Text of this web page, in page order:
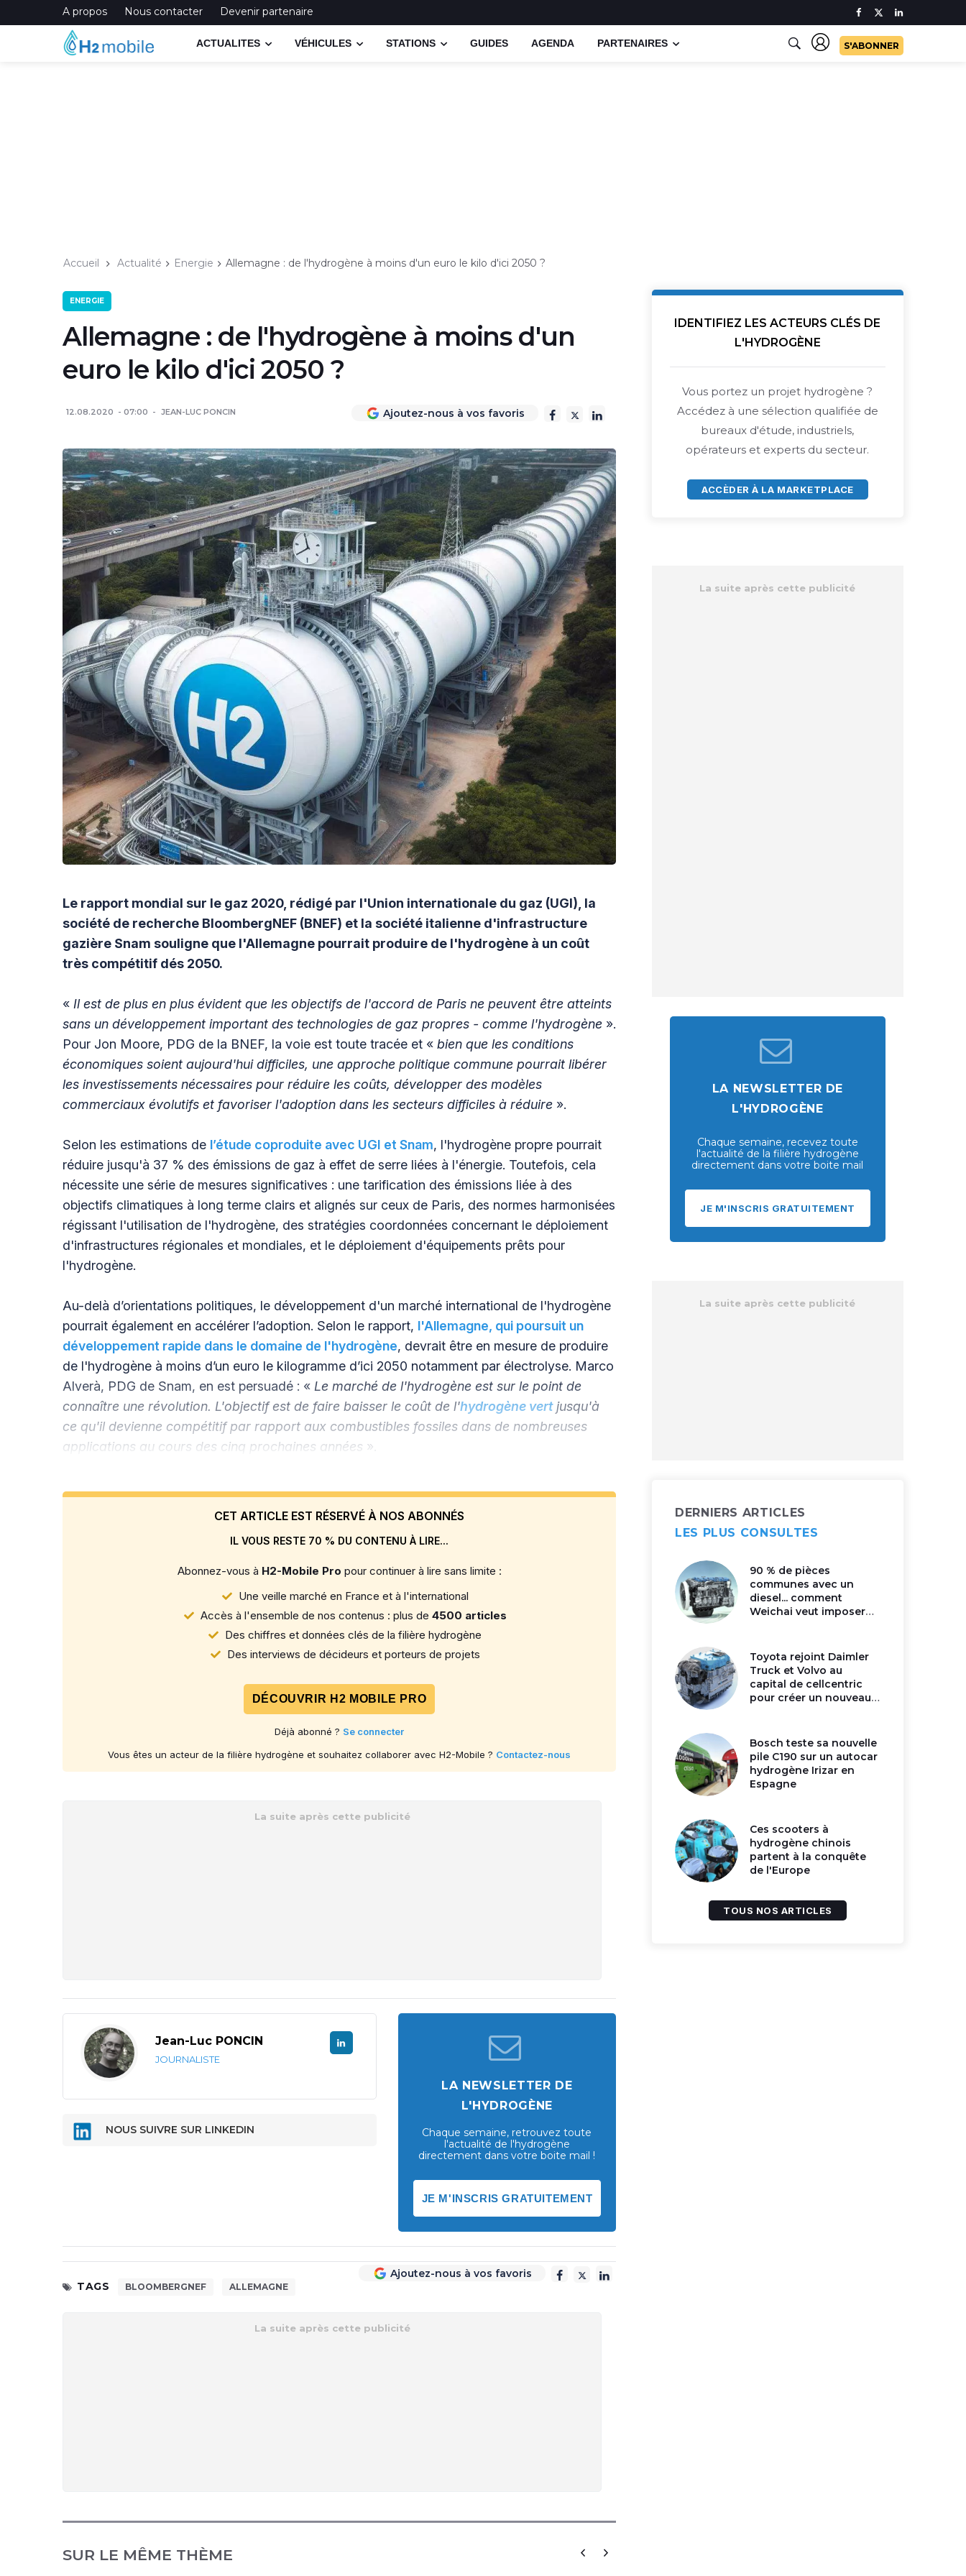
A propos Nous contacter Devenir partenaire
ACTUALITES VÉHICULES STATIONS GUIDES AGENDA PARTENAIRES S'ABONNER
Accueil Actualité Energie Allemagne : de l'hydrogène à moins d'un euro le kilo d'ici 2050 ?
ENERGIE
Allemagne : de l'hydrogène à moins d'un
euro le kilo d'ici 2050 ?
12.08.2020 07:00 JEAN-LUC PONCIN Ajoutez-nous à vos favoris
Le rapport mondial sur le gaz 2020, rédigé par l'Union internationale du gaz (UGI), la
société de recherche BloombergNEF (BNEF) et la société italienne d'infrastructure
gazière Snam souligne que l'Allemagne pourrait produire de l'hydrogène à un coût
très compétitif dés 2050.
« Il est de plus en plus évident que les objectifs de l'accord de Paris ne peuvent être atteints
sans un développement important des technologies de gaz propres - comme l'hydrogène ».
Pour Jon Moore, PDG de la BNEF, la voie est toute tracée et « bien que les conditions
économiques soient aujourd'hui difficiles, une approche politique commune pourrait libérer
les investissements nécessaires pour réduire les coûts, développer des modèles
commerciaux évolutifs et favoriser l'adoption dans les secteurs difficiles à réduire ».
Selon les estimations de l’étude coproduite avec UGI et Snam, l'hydrogène propre pourrait
réduire jusqu'à 37 % des émissions de gaz à effet de serre liées à l'énergie. Toutefois, cela
nécessite une série de mesures significatives : une tarification des émissions liée à des
objectifs climatiques à long terme clairs et alignés sur ceux de Paris, des normes harmonisées
régissant l'utilisation de l'hydrogène, des stratégies coordonnées concernant le déploiement
d'infrastructures régionales et mondiales, et le déploiement d'équipements prêts pour
l'hydrogène.
Au-delà d’orientations politiques, le développement d'un marché international de l'hydrogène
pourrait également en accélérer l’adoption. Selon le rapport, l'Allemagne, qui poursuit un
développement rapide dans le domaine de l'hydrogène, devrait être en mesure de produire
de l'hydrogène à moins d’un euro le kilogramme d’ici 2050 notamment par électrolyse. Marco
Alverà, PDG de Snam, en est persuadé : « Le marché de l'hydrogène est sur le point de
connaître une révolution. L'objectif est de faire baisser le coût de l'hydrogène vertjusqu'à
ce qu'il devienne compétitif par rapport aux combustibles fossiles dans de nombreuses
applications au cours des cinq prochaines années ».
CET ARTICLE EST RÉSERVÉ À NOS ABONNÉS
IL VOUS RESTE 70 % DU CONTENU À LIRE...
Abonnez-vous à H2-Mobile Pro pour continuer à lire sans limite :
Une veille marché en France et à l'international
Accès à l'ensemble de nos contenus : plus de 4500 articles
Des chiffres et données clés de la filière hydrogène
Des interviews de décideurs et porteurs de projets
DÉCOUVRIR H2 MOBILE PRO
Déjà abonné ? Se connecter
Vous êtes un acteur de la filière hydrogène et souhaitez collaborer avec H2-Mobile ? Contactez-nous
Jean-Luc PONCIN
JOURNALISTE
NOUS SUIVRE SUR LINKEDIN
LA NEWSLETTER DE
L'HYDROGÈNE
Chaque semaine, retrouvez toute
l'actualité de l'hydrogène
directement dans votre boite mail !
JE M'INSCRIS GRATUITEMENT
Ajoutez-nous à vos favoris
TAGS
BLOOMBERGNEF ALLEMAGNE
SUR LE MÊME THÈME
IDENTIFIEZ LES ACTEURS CLÉS DE
L'HYDROGÈNE
Vous portez un projet hydrogène ?
Accédez à une sélection qualifiée de
bureaux d'étude, industriels,
opérateurs et experts du secteur.
ACCÈDER À LA MARKETPLACE
LA NEWSLETTER DE
L'HYDROGÈNE
Chaque semaine, recevez toute
l'actualité de la filière hydrogène
directement dans votre boite mail
JE M'INSCRIS GRATUITEMENT
DERNIERS ARTICLES
LES PLUS CONSULTES
90 % de pièces
communes avec un
diesel... comment
Weichai veut imposer
Toyota rejoint Daimler
Truck et Volvo au
capital de cellcentric
pour créer un nouveau
Bosch teste sa nouvelle
pile C190 sur un autocar
hydrogène Irizar en
Espagne
Ces scooters à
hydrogène chinois
partent à la conquête
de l'Europe
TOUS NOS ARTICLES